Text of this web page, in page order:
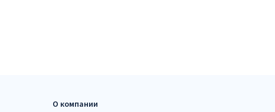
О компании